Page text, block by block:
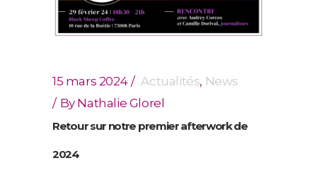
15 mars 2024 Actualités, News
By Nathalie Glorel
Retour sur notre premier afterwork de
2024